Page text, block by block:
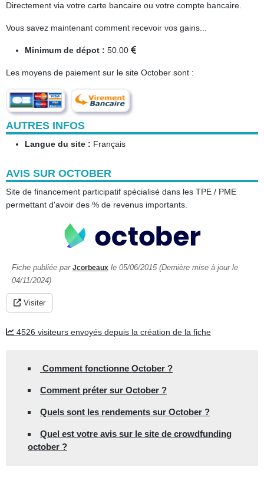
Directement via votre carte bancaire ou votre compte bancaire.
Vous savez maintenant comment recevoir vos gains...
Minimum de dépot : 50.00
Les moyens de paiement sur le site October sont :
AUTRES INFOS
Langue du site : Français
AVIS SUR OCTOBER
Site de financement participatif spécialisé dans les TPE / PME
permettant d'avoir des % de revenus importants.
Fiche publiée par Jcorbeaux le 05/06/2015 (Dernière mise à jour le
04/11/2024)
Visiter
4526 visiteurs envoyés depuis la création de la fiche
Comment fonctionne October ?
Comment préter sur October ?
Quels sont les rendements sur October ?
Quel est votre avis sur le site de crowdfunding
october ?